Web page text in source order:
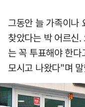
그동안 늘 가족이나
찾았다는 박 어르신
는 꼭 투표해야 한
모시고 나왔다"며